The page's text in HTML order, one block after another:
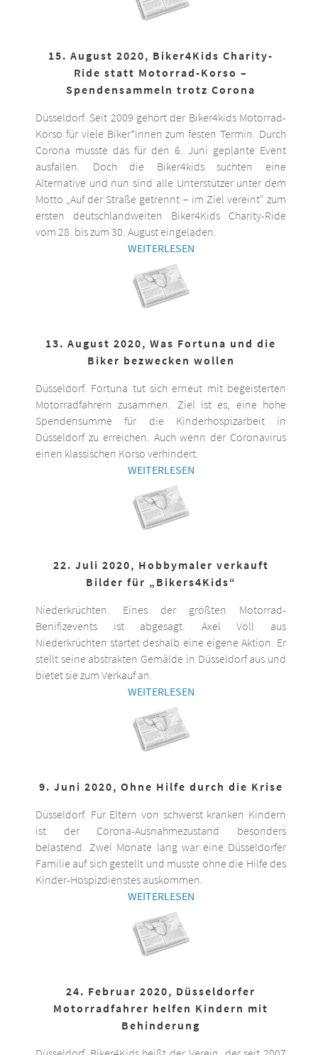
15. August 2020, Biker4Kids Charity-
Ride statt Motorrad-Korso –
Spendensammeln trotz Corona
Düsseldorf. Seit 2009 gehört der Biker4kids Motorrad-
Korso für viele Biker*innen zum festen Termin. Durch
Corona musste das für den 6. Juni geplante Event
ausfallen. Doch die Biker4kids suchten eine
Alternative und nun sind alle Unterstützer unter dem
Motto „Auf der Straße getrennt – im Ziel vereint“ zum
ersten deutschlandweiten Biker4Kids Charity-Ride
vom 28. bis zum 30. August eingeladen.
WEITERLESEN
13. August 2020, Was Fortuna und die
Biker bezwecken wollen
Düsseldorf. Fortuna tut sich erneut mit begeisterten
Motorradfahrern zusammen. Ziel ist es, eine hohe
Spendensumme für die Kinderhospizarbeit in
Düsseldorf zu erreichen. Auch wenn der Coronavirus
einen klassischen Korso verhindert.
WEITERLESEN
22. Juli 2020, Hobbymaler verkauft
Bilder für „Bikers4Kids“
Niederkrüchten. Eines der größten Motorrad-
Benifizevents ist abgesagt. Axel Völl aus
Niederkrüchten startet deshalb eine eigene Aktion. Er
stellt seine abstrakten Gemälde in Düsseldorf aus und
bietet sie zum Verkauf an.
WEITERLESEN
9. Juni 2020, Ohne Hilfe durch die Krise
Düsseldorf. Für Eltern von schwerst kranken Kindern
ist der Corona-Ausnahmezustand besonders
belastend. Zwei Monate lang war eine Düsseldorfer
Familie auf sich gestellt und musste ohne die Hilfe des
Kinder-Hospizdienstes auskommen.
WEITERLESEN
24. Februar 2020, Düsseldorfer
Motorradfahrer helfen Kindern mit
Behinderung